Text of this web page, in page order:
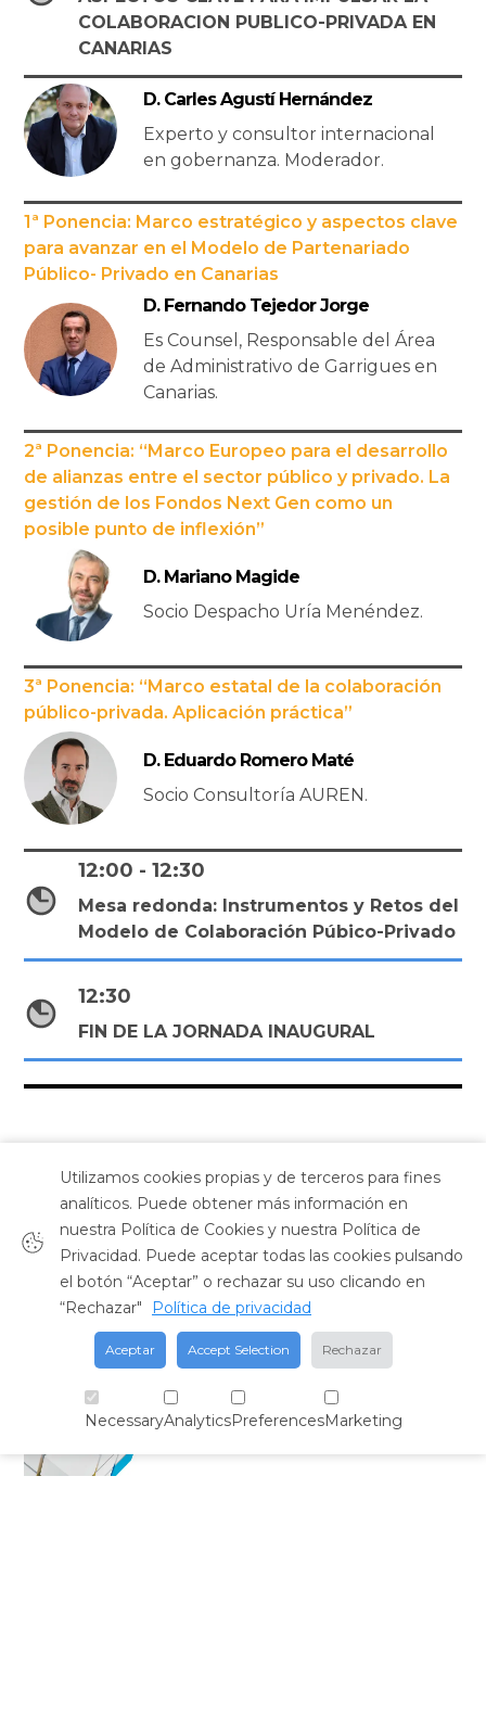
COLABORACION PUBLICO-PRIVADA EN
CANARIAS
D. Carles Agustí Hernández
Experto y consultor internacional
en gobernanza. Moderador.
1ª Ponencia: Marco estratégico y aspectos clave
para avanzar en el Modelo de Partenariado
Público- Privado en Canarias
D. Fernando Tejedor Jorge
Es Counsel, Responsable del Área
de Administrativo de Garrigues en
Canarias.
2ª Ponencia: “Marco Europeo para el desarrollo
de alianzas entre el sector público y privado. La
gestión de los Fondos Next Gen como un
posible punto de inflexión”
D. Mariano Magide
Socio Despacho Uría Menéndez.
3ª Ponencia: “Marco estatal de la colaboración
público-privada. Aplicación práctica”
D. Eduardo Romero Maté
Socio Consultoría AUREN.
12:00 - 12:30
Mesa redonda: Instrumentos y Retos del
Modelo de Colaboración Púbico-Privado
12:30
FIN DE LA JORNADA INAUGURAL
GRABACIÓN DE LA
JORNADA
Utilizamos cookies propias y de terceros para fines
analíticos. Puede obtener más información en
nuestra Política de Cookies y nuestra Política de
Privacidad. Puede aceptar todas las cookies pulsando
el botón “Aceptar” o rechazar su uso clicando en
“Rechazar"
Política de privacidad
Aceptar Accept Selection Rechazar
NecessaryAnalyticsPreferencesMarketing